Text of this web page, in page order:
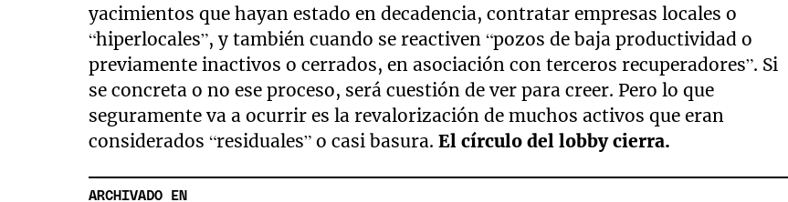
yacimientos que hayan estado en decadencia, contratar empresas locales o
“hiperlocales”, y también cuando se reactiven “pozos de baja productividad o
previamente inactivos o cerrados, en asociación con terceros recuperadores”. Si
se concreta o no ese proceso, será cuestión de ver para creer. Pero lo que
seguramente va a ocurrir es la revalorización de muchos activos que eran
considerados “residuales” o casi basura.El círculo del lobby cierra.
ARCHIVADO EN